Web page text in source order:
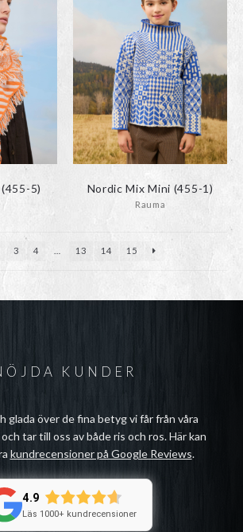
5) Nordic Mix Mini (455-1)
Rauma
3 4 13 14 15
KUNDER
glada över de fina betyg vi får från våra
tar till oss av både ris och ros. Här kan
kundrecensioner på Google Reviews.
4.9
Läs 1000+ kundrecensioner